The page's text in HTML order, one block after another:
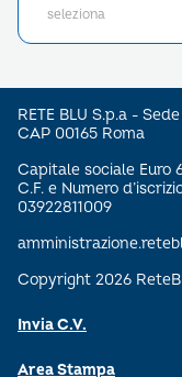
RETE BLU S.p.a -
CAP 00165 Roma
Capitale sociale Euro
C.F. e Numero
03922811009
Copyright 2026
Invia C.V.
Area Stampa